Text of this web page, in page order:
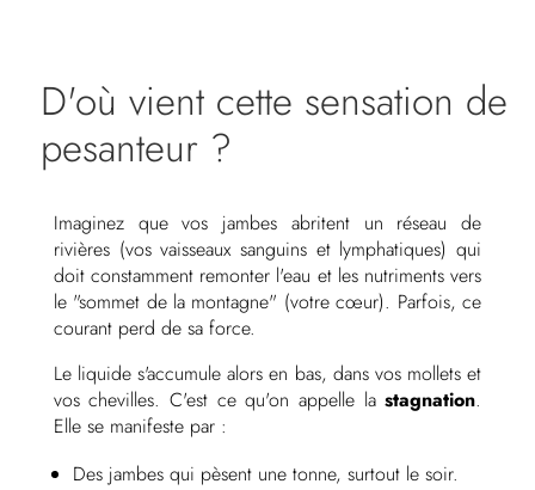
D'où vient cette sensation de
pesanteur ?
Imaginez que vos jambes abritent un réseau de
rivières (vos vaisseaux sanguins et lymphatiques) qui
doit constamment remonter l'eau et les nutriments vers
le "sommet de la montagne" (votre cœur). Parfois, ce
courant perd de sa force.
Le liquide s'accumule alors en bas, dans vos mollets et
vos chevilles. C'est ce qu'on appelle lastagnation.
Elle se manifeste par :
Des jambes qui pèsent une tonne, surtout le soir.